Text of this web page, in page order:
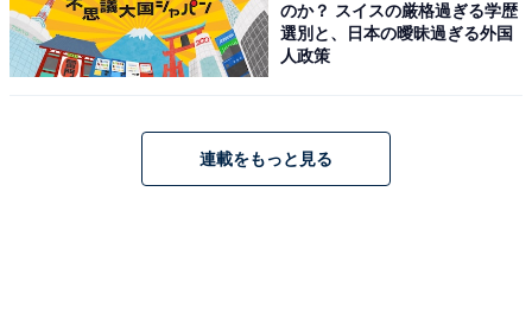
のか？ スイスの厳格過ぎる学歴
選別と、日本の曖昧過ぎる外国
人政策
連載をもっと見る